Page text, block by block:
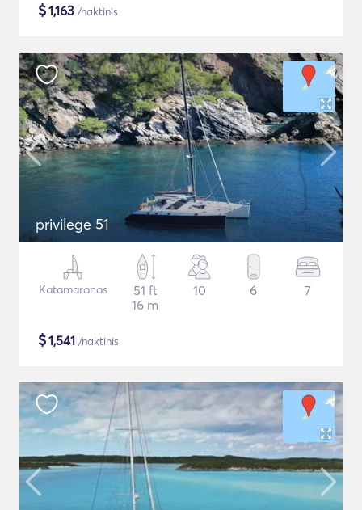
$1,163 /naktinis
privilege 51
Katamaranas
51 ft
16 m
10 6 7
$1,541 /naktinis